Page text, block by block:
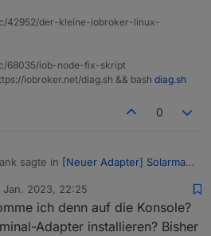
42952/der-kleine-iobroker-linux-
68035/iob-node-fix-skript
iobroker.net/diag.sh && bash diag.sh
0
sagte in [Neuer Adapter] Solarman
hat sich gerade irgenwie geleert,
kann ich meine Fehlermeldung hier
Jan. 2023, 22:25
von
ich denn auf die Konsole?
Adapter installieren? Bisher